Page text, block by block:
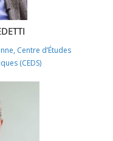
Centre d’Études
(CEDS)